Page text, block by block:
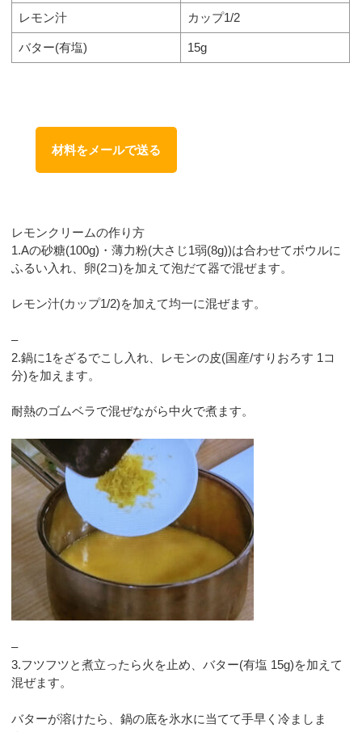
レモン汁 カップ1/2
バター(有塩) 15g
材料をメールで送る
レモンクリームの作り方
1.Aの砂糖(100g)・薄力粉(大さじ1弱(8g))は合わせてボウルに
ふるい入れ、卵(2コ)を加えて泡だて器で混ぜます。
レモン汁(カップ1/2)を加えて均一に混ぜます。
–
2.鍋に1をざるでこし入れ、レモンの皮(国産/すりおろす 1コ
分)を加えます。
耐熱のゴムベラで混ぜながら中火で煮ます。
–
3.フツフツと煮立ったら火を止め、バター(有塩 15g)を加えて
混ぜます。
バターが溶けたら、鍋の底を氷水に当てて手早く冷ましま